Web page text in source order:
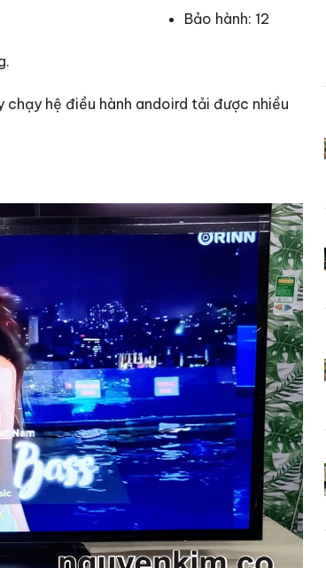
Bảo hành: 12
hệ điều hành andoird tải được nhiều